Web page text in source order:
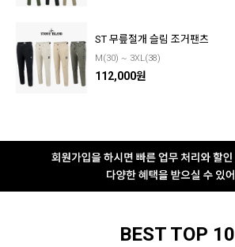
ST 무릎절개 슬림 조거팬츠
M(30) ~ 3XL(38)
112,000원
BEST TOP 10